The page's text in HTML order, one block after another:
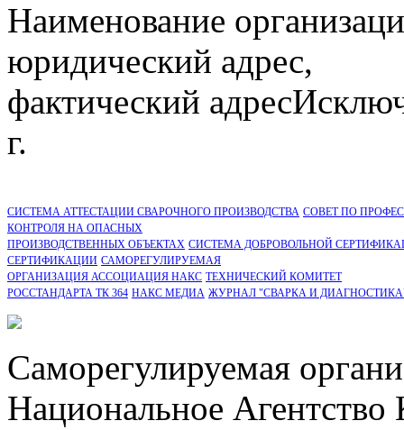
Наименование
юридический адрес,
фактический адрес
г.
СИСТЕМА АТТЕСТАЦИИ СВАРОЧНОГО ПРОИЗВОДСТВА СОВЕТ ПО
КОНТРОЛЯ НА ОПАСНЫХ
ПРОИЗВОДСТВЕННЫХ ОБЪЕКТАХ СИСТЕМА ДОБРОВОЛЬНОЙ
CЕРТИФИКАЦИИ САМОРЕГУЛИРУЕМАЯ
ОРГАНИЗАЦИЯ АССОЦИАЦИЯ НАКС ТЕХНИЧЕСКИЙ КОМИТЕТ
РОССТАНДАРТА ТК 364 НАКС МЕДИА ЖУРНАЛ "СВАРКА И
Саморегулируемая
Национальное Агентство